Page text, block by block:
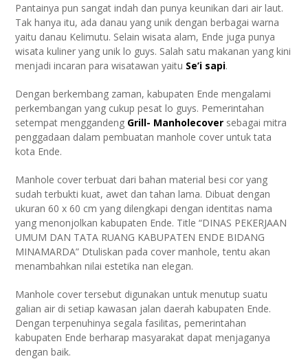
Pantainya pun sangat indah dan punya keunikan dari air laut.
Tak hanya itu, ada danau yang unik dengan berbagai warna
yaitu danau Kelimutu. Selain wisata alam, Ende juga punya
wisata kuliner yang unik lo guys. Salah satu makanan yang kini
menjadi incaran para wisatawan yaitu Se’i sapi.
Dengan berkembang zaman, kabupaten Ende mengalami
perkembangan yang cukup pesat lo guys. Pemerintahan
setempat menggandeng Grill- Manholecover sebagai mitra
penggadaan dalam pembuatan manhole cover untuk tata
kota Ende.
Manhole cover terbuat dari bahan material besi cor yang
sudah terbukti kuat, awet dan tahan lama. Dibuat dengan
ukuran 60 x 60 cm yang dilengkapi dengan identitas nama
yang menonjolkan kabupaten Ende. Title “DINAS PEKERJAAN
UMUM DAN TATA RUANG KABUPATEN ENDE BIDANG
MINAMARDA” Dtuliskan pada cover manhole, tentu akan
menambahkan nilai estetika nan elegan.
Manhole cover tersebut digunakan untuk menutup suatu
galian air di setiap kawasan jalan daerah kabupaten Ende.
Dengan terpenuhinya segala fasilitas, pemerintahan
kabupaten Ende berharap masyarakat dapat menjaganya
dengan baik.